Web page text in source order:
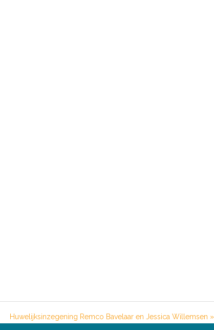
Huwelijksinzegening Remco Bavelaar en Jessica Willemsen »